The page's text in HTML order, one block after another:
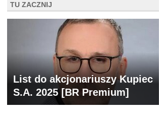
TU ZACZNIJ
List do akcjonariuszy Kupiec
S.A. 2025 [BR Premium]